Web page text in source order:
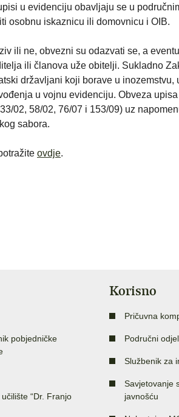
u evidenciju obavljaju se u
osobnu iskaznicu ili domovnicu i OIB.
ili ne, obvezni su odazvati se, a
ili članova uže obitelji. Sukladno
državljani koji borave u inozemstvu,
u vojnu evidenciju. Obveza
02, 58/02, 76/07 i 153/09) uz
sabora.
ovdje.
pobjedničke
“Dr. Franjo
Korisno
Pričuvna
Područni
Službenik za
Savjetovanje
javnošću